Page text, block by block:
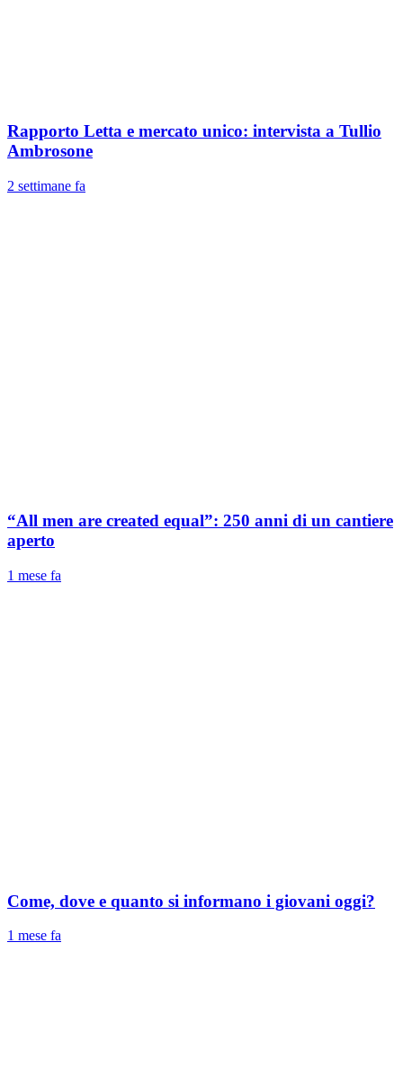
Rapporto Letta e mercato unico: intervista a Tullio
Ambrosone
2 settimane fa
“All men are created equal”: 250 anni di un cantiere
aperto
1 mese fa
Come, dove e quanto si informano i giovani oggi?
1 mese fa